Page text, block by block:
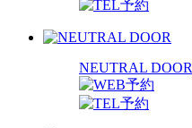
NEUTRAL DOOR